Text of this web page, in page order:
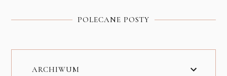
POLECANE POSTY
ARCHIWUM